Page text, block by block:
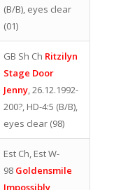
(B/B), eyes clear
(01)
GB Sh Ch Ritzilyn
Stage Door
Jenny, 26.12.1992-
200?, HD-4:5 (B/B),
eyes clear (98)
Est Ch, Est W-
98 Goldensmile
Impossibly